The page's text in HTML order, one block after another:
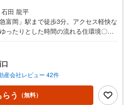
石田 龍平
富岡」駅まで徒歩3分。アクセス軽快な
ったりとした時間の流れる住環境〇全
産キャンペーン対象店舗ーーーー当店
PayPayボーナスライトがもらえる「Y
ご成約キャンペーン」の対象になりま
」「見学予約をする」ボタンからお問
。※必ずYahoo！ JAPAN IDでログインし
ボーナスライトは出金と譲渡はでき
産会社レビュー 42件
う （無料）